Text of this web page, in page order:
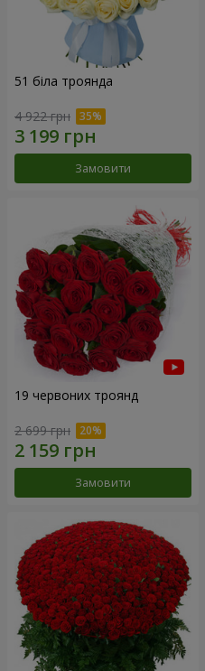
51 біла троянда
4 922 грн
Замовити
19 червоних троянд
2 699 грн
Замовити